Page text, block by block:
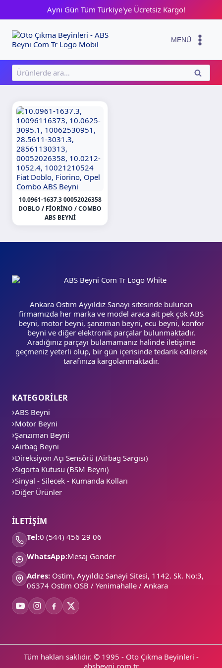
content
Aynı Gün Tüm Türkiye'ye Ücretsiz Kargo!
MENÜ
Ara:
ARA
10.0961-1637.3 00052026358
DOBLO / FIORINO / COMBO
ABS BEYNI
Ankara Ostim Ayyıldız Sanayi sitesinde bulunan
firmamızda her marka ve model araca ait pek çok ABS
beyni, motor beyni, şanzıman beyni, ecu beyni, konfor
beyni ve diğer elektronik parçalar bulunmaktadır.
Aradığınız parçayı bulamamanız halinde iletişime
geçmeniz yeterli olup, bir gün içerisinde tedarik edilerek
tarafınıza kargolanmaktadır.
KATEGORİLER
ABS Beyni
Motor Beyni
Şanzıman Beyni
Airbag Beyni
Direksiyon Açı Sensörü (Airbag Sargısı)
Sigorta Kutusu (BSM Beyni)
Sinyal - Silecek - Kumanda Kolları
Diğer Ürünler
İLETİŞİM
Tel:0 (544) 456 29 06
WhatsApp:Mesaj Gönder
Adres: Ostim, Ayyıldız Sanayi Sitesi, 1142. Sk. No:3,
06374 Ostim OSB / Yenimahalle / Ankara
Tüm hakları saklıdır. © 1995 - Oto Çıkma Beyinleri -
absbeyni.com.tr